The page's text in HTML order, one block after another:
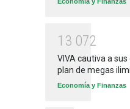
1 3 072
VIVA cautiva a
plan de megas
Economía y Finanzas